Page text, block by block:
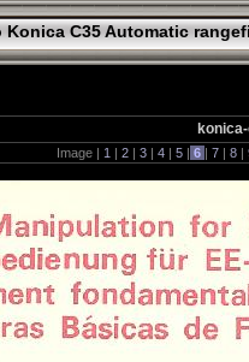
C35 Automatic
Image | 1 | 2 | 3 | 4 | 5 | 6 | 7 | 8 |